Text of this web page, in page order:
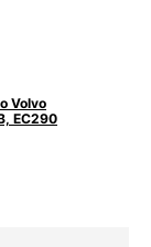
Volvo
EC290